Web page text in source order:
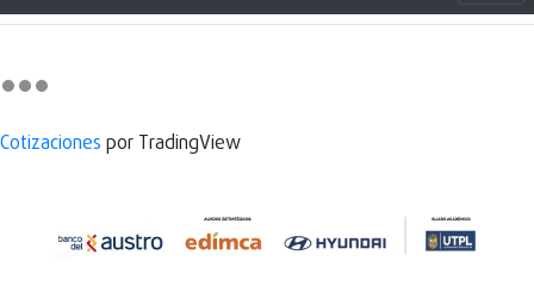
Cotizaciones por TradingView